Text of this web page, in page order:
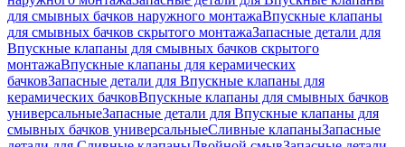
для смывных бачков наружного монтажаВпускные клапаны
для смывных бачков скрытого монтажаЗапасные детали для
Впускные клапаны для смывных бачков скрытого
монтажаВпускные клапаны для керамических
бачковЗапасные детали для Впускные клапаны для
керамических бачковВпускные клапаны для смывных бачков
универсальныеЗапасные детали для Впускные клапаны для
смывных бачков универсальныеСливные клапаныЗапасные